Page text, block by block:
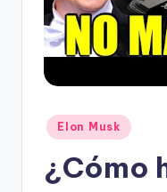
D
O
Publicado
en
Elon Musk
¿Cómo